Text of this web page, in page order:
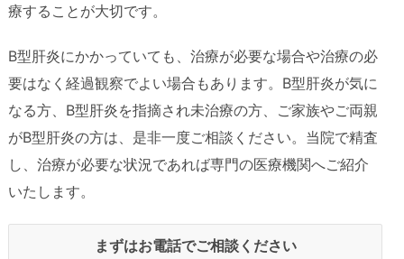
療することが大切です。
B型肝炎にかかっていても、治療が必要な場合や治療の必
要はなく経過観察でよい場合もあります。B型肝炎が気に
なる方、B型肝炎を指摘され未治療の方、ご家族やご両親
がB型肝炎の方は、是非一度ご相談ください。当院で精査
し、治療が必要な状況であれば専門の医療機関へご紹介
いたします。
まずはお電話でご相談ください